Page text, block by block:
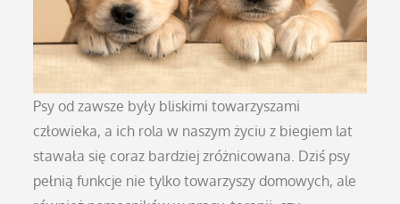
Psy od zawsze były bliskimi towarzyszami
człowieka, a ich rola w naszym życiu z biegiem lat
stawała się coraz bardziej zróżnicowana. Dziś psy
pełnią funkcje nie tylko towarzyszy domowych, ale